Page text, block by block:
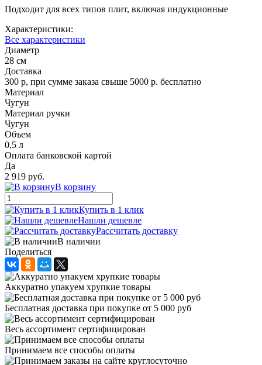
Подходит для всех типов плит, включая индукционные
Характеристики:
Все характеристики
Диаметр
28 см
Доставка
300 р, при сумме заказа свыше 5000 р. бесплатно
Материал
Чугун
Материал ручки
Чугун
Объем
0,5 л
Оплата банковской картой
Да
2 919 руб.
В корзину
Купить в 1 клик
Нашли дешевле
Рассчитать доставку
В наличии
Поделиться
Аккуратно упакуем хрупкие товары
Бесплатная доставка при покупке от 5 000 руб
Весь ассортимент сертифицирован
Принимаем все способы оплаты